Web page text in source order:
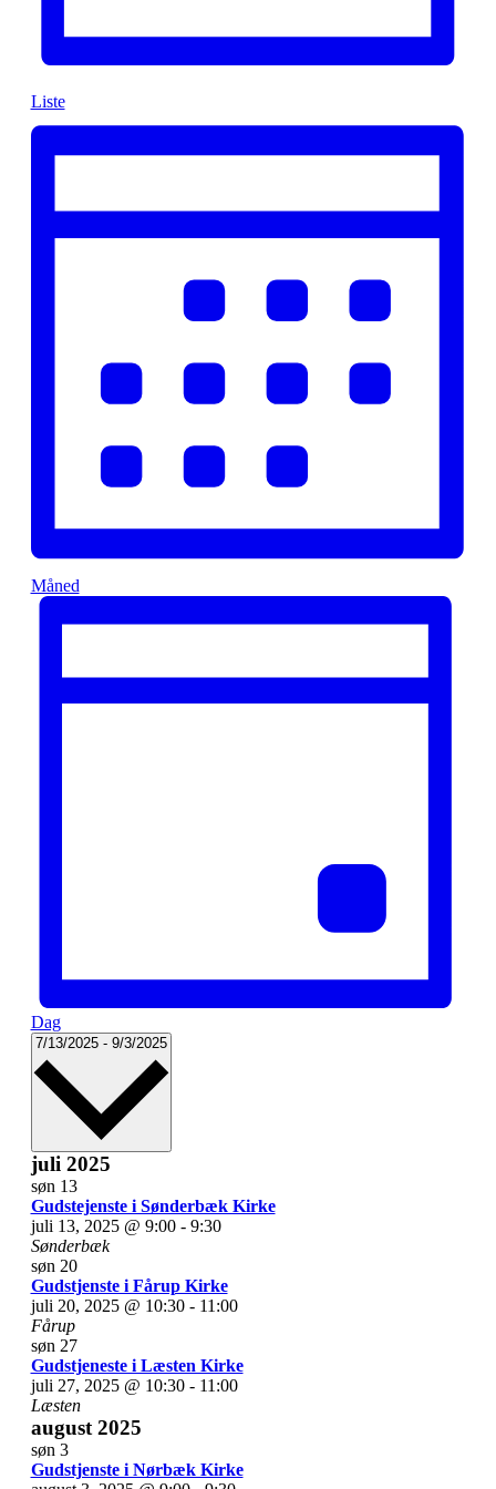
Liste
Måned
Dag
7/13/2025 - 9/3/2025 Vælg
juli 2025
søn 13
Gudstejenste i Sønderbæk Kirke
juli 13, 2025 @ 9:00- 9:30
Sønderbæk
søn 20
Gudstjenste i Fårup Kirke
juli 20, 2025 @ 10:30- 11:00
Fårup
søn 27
Gudstjeneste i Læsten Kirke
juli 27, 2025 @ 10:30- 11:00
Læsten
august 2025
søn 3
Gudstjenste i Nørbæk Kirke